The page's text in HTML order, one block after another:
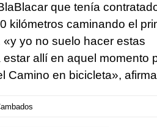
que tenía
kilómetros caminando el
yo no suelo hacer estas
allí en aquel momento
Camino en bicicleta»,